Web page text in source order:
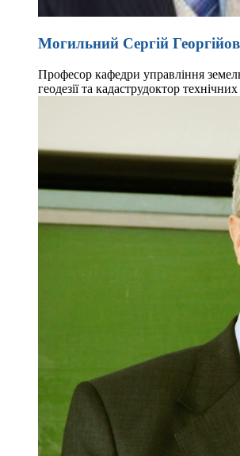
Могильний Сергій
Професор кафедри управління
геодезії та кадаструдоктор